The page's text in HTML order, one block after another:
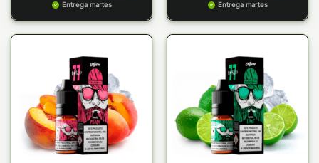
Entrega martes Entrega martes